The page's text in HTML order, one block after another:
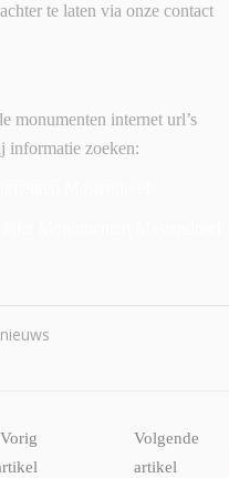
te laten via onze contact
monumenten internet url’s
informatie zoeken:
Vorig
Volgende
artikel